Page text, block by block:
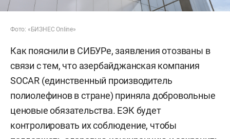
Фото: «БИЗНЕС Online»
Как пояснили в СИБУРе, заявления отозваны в
связи с тем, что азербайджанская компания
SOCAR (единственный производитель
полиолефинов в стране) приняла добровольные
ценовые обязательства. ЕЭК будет
контролировать их соблюдение, чтобы